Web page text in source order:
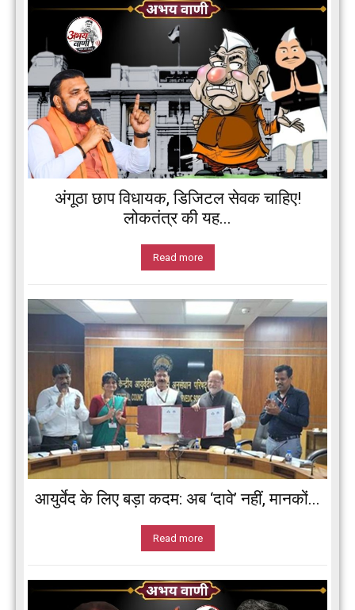
अंगूठा छाप विधायक, डिजिटल सेवक चाहिए!
लोकतंत्र की यह...
Read more
आयुर्वेद के लिए बड़ा कदम: अब ‘दावे’ नहीं, मानकों...
Read more